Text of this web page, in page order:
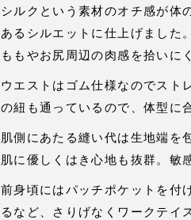
シルクという素材のオチ感が体
あるシルエットに仕上げました
ももやお尻周辺の肉感を拾いに
ウエストはゴム仕様なのでスト
の紐も通っているので、体型に
肌側にあたる縫い代は生地端を
肌に優しくはき心地も抜群。敏
前身頃にはパッチポケットを付
るなど、さりげなくワークテイ